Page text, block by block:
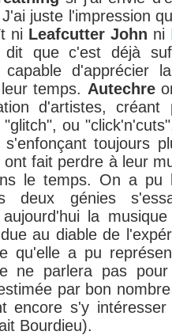
juste l'impression
ni Leafcutter John ni
que c'est déjà
d'apprécier
temps. Autechre
d'artistes,
ou
toujours
ont fait perdre à leur
le temps. On a pu
deux génies
la
au diable de
qu'elle a pu
ne parlera pas
par bon
encore s'y
Bourdieu).